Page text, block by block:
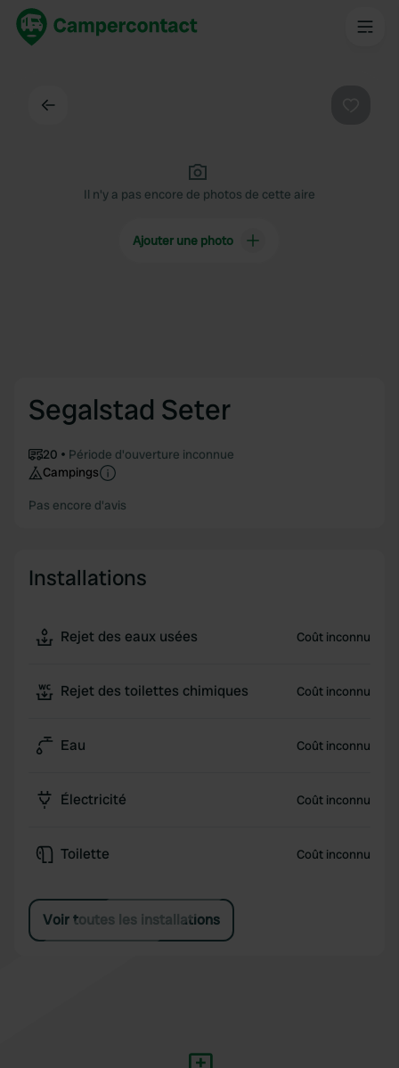
Il n'y a pas encore de photos de cette aire
Ajouter une photo
Segalstad Seter
20
Période d'ouverture inconnue
Campings
Pas encore d'avis
Installations
Rejet des eaux usées Coût inconnu
Rejet des toilettes chimiques Coût inconnu
Eau Coût inconnu
Électricité Coût inconnu
Toilette Coût inconnu
Voir toutes les installations